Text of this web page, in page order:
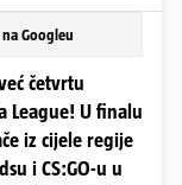
Googleu
četvrtu
League! U finalu
iz cijele regije
i CS:GO-u u